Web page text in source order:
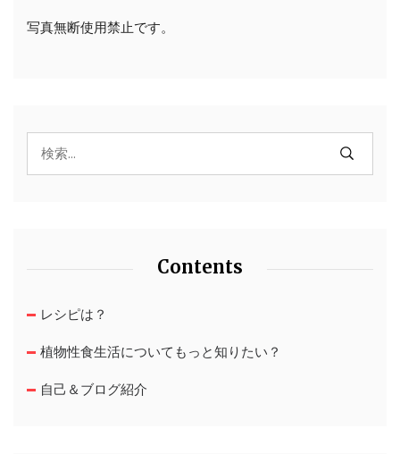
写真無断使用禁止です。
Contents
レシピは？
植物性食生活についてもっと知りたい？
自己＆ブログ紹介